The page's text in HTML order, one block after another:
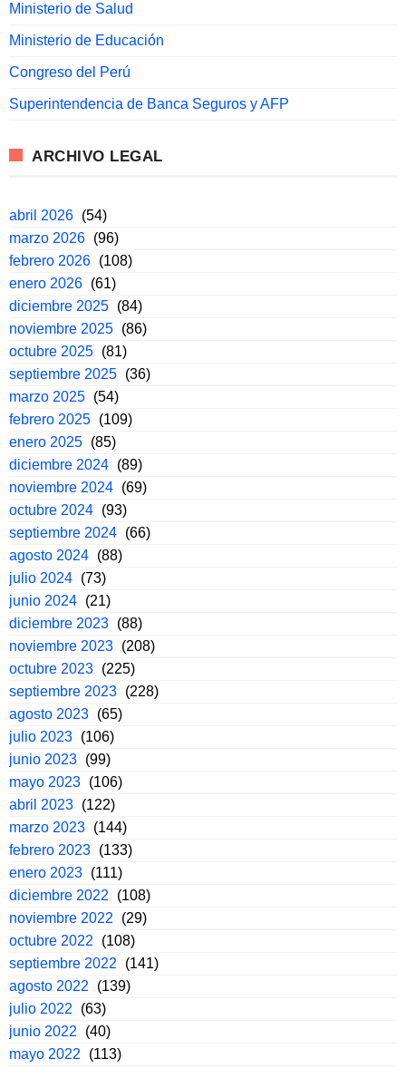
Ministerio de Salud
Ministerio de Educación
Congreso del Perú
Superintendencia de Banca Seguros y AFP
ARCHIVO LEGAL
abril 2026 (54)
marzo 2026 (96)
febrero 2026 (108)
enero 2026 (61)
diciembre 2025 (84)
noviembre 2025 (86)
octubre 2025 (81)
septiembre 2025 (36)
marzo 2025 (54)
febrero 2025 (109)
enero 2025 (85)
diciembre 2024 (89)
noviembre 2024 (69)
octubre 2024 (93)
septiembre 2024 (66)
agosto 2024 (88)
julio 2024 (73)
junio 2024 (21)
diciembre 2023 (88)
noviembre 2023 (208)
octubre 2023 (225)
septiembre 2023 (228)
agosto 2023 (65)
julio 2023 (106)
junio 2023 (99)
mayo 2023 (106)
abril 2023 (122)
marzo 2023 (144)
febrero 2023 (133)
enero 2023 (111)
diciembre 2022
(108)
noviembre 2022
(29)
octubre 2022
(108)
septiembre 2022
(141)
agosto 2022
(139)
julio 2022
(63)
junio 2022
(40)
mayo 2022
(113)